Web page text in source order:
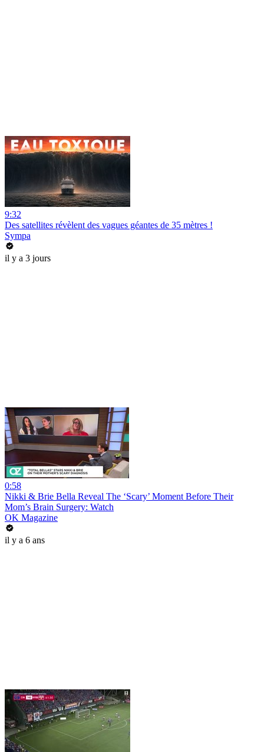
9:32
Des satellites révèlent des vagues géantes de 35 mètres !
Sympa
il y a 3 jours
0:58
Nikki & Brie Bella Reveal The ‘Scary’ Moment Before Their
Mom’s Brain Surgery: Watch
OK Magazine
il y a 6 ans